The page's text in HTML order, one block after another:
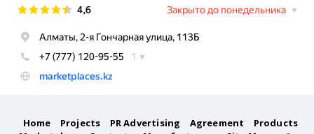
Home Projects PR Advertising Agreement
Products